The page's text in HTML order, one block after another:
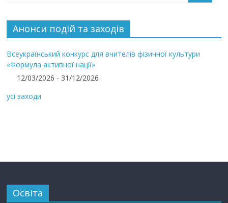
Анонси подій та заходів
Всеукраїнський конкурс для вчителів фізичної культури
«Формула активної нації»
12/03/2026 - 31/12/2026
усі заходи
Освіта